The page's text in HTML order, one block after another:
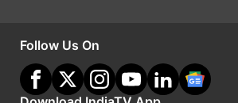
युवक को वास्तव में शारीरिक रूप से
IIC श्रीवल्लभ साहू की यह दलील कि
कारण युवक को बांधना पड़ा", को DGP ने
Follow Us On